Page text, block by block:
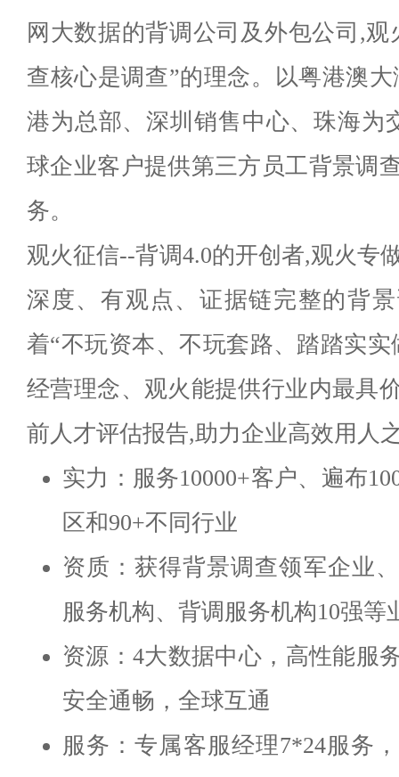
网大数据的背调公司及外包公司,观
查核心是调查”的理念。以粤港澳
港为总部、深圳销售中心、珠海为
球企业客户提供第三方员工背景调
务。
观火征信--背调4.0的开创者,观火专
深度、有观点、证据链完整的背
着“不玩资本、不玩套路、踏踏实实
经营理念、观火能提供行业内最具
前人才评估报告,助力企业高效用人
实力：服务10000+客户、遍布
区和90+不同行业
资质：获得背景调查领军企业
服务机构、背调服务机构10强等
资源：4大数据中心，高性能服
安全通畅，全球互通
服务：专属客服经理7*24服务